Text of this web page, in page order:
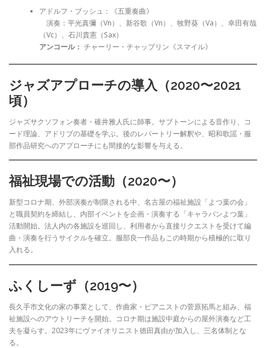
アドルフ・ブッシュ：《五重奏曲》
演奏：平光真彌（Vn）、新谷歌（Vn）、牧野葵（Va）、幸田有哉
（Vc）、石川貴憲（Sax）
アンコール： チャーリー・チャップリン《スマイル》
ジャズアプローチの導入（2020〜2021
頃）
ジャズサクソフォン奏者・碓井雅人氏に師事。サブトーンによる音作り、コ
ード理論、アドリブの基礎を学ぶ。後のレパートリー解釈や、昭和歌謡・服
部作品研究へのアプローチにも間接的な影響を与える。
福祉現場での活動（2020〜）
新型コロナ期、外部演奏が制限される中、名古屋の福祉施設「よつ葉の会」
と職員契約を締結し、内部イベントを企画・演奏する「キャラバンよつ葉」
活動開始。法人内の各施設を巡回し、利用者から直接リクエストを受けて編
曲・演奏を行うサイクルを確立。服部良一作品もこの時期から積極的に取り
入れる。
ふくしーず（2019〜）
長久手市文化の家の事業として、作曲家・ピアニストの菅原拓馬と組み、福
祉施設へのアウトリーチを開始。コロナ期は施設中庭からの屋外演奏など工
夫を凝らす。2023年にヴァイオリニスト徳田真由が加入し、三名体制とな
る。